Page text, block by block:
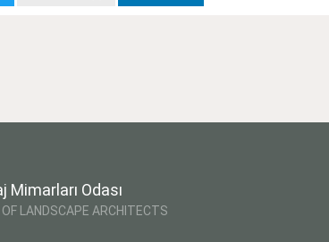
Mimarları Odası
LANDSCAPE ARCHITECTS